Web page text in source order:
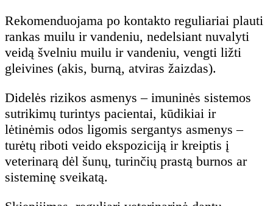
Rekomenduojama po kontakto reguliariai plauti
rankas muilu ir vandeniu, nedelsiant nuvalyti
veidą švelniu muilu ir vandeniu, vengti ližti
gleivines (akis, burną, atviras žaizdas).
Didelės rizikos asmenys – imuninės sistemos
sutrikimų turintys pacientai, kūdikiai ir
lėtinėmis odos ligomis sergantys asmenys –
turėtų riboti veido ekspoziciją ir kreiptis į
veterinarą dėl šunų, turinčių prastą burnos ar
sisteminę sveikatą.